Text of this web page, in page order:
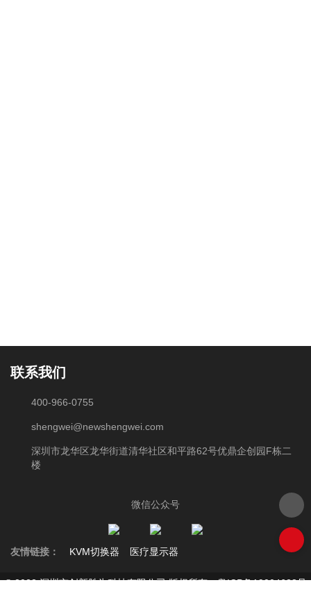
联系我们
400-966-0755
shengwei@newshengwei.com
深圳市龙华区龙华街道清华社区和平路62号优鼎企创园F栋二
楼
微信公众号
友情链接： KVM切换器 医疗显示器
© 2023 深圳市创新胜为科技有限公司 版权所有
粤ICP备19004628号